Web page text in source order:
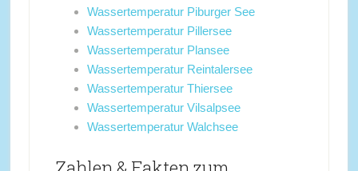
Wassertemperatur Piburger See
Wassertemperatur Pillersee
Wassertemperatur Plansee
Wassertemperatur Reintalersee
Wassertemperatur Thiersee
Wassertemperatur Vilsalpsee
Wassertemperatur Walchsee